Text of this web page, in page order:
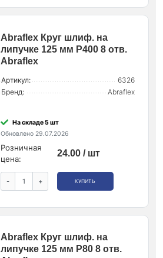
Abraflex Круг шлиф. на
липучке 125 мм P400 8 отв.
Abraflex
Артикул:
6326
Бренд:
Abraflex
На складе 5 шт
Обновлено 29.07.2026
Розничная
цена:
24.00 / шт
- + КУПИТЬ
Abraflex Круг шлиф. на
липучке 125 мм P80 8 отв.